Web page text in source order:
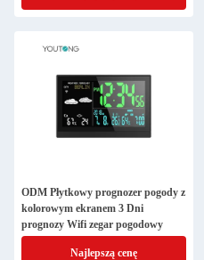
ODM Płytkowy prognozer pogody z
kolorowym ekranem 3 Dni
prognozy Wifi zegar pogodowy
Najlepszą cenę